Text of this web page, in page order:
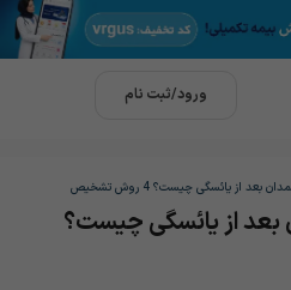
ورود/ثبت نام
از یائسگی چیست؟ 4 روش تشخیص
از یائسگی چیست؟